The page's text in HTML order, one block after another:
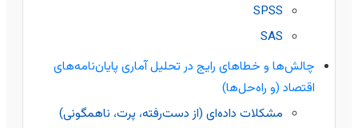
SPSS
SAS
چالش‌ها و خطاهای رایج در تحلیل آماری پایان‌نامه‌های
اقتصاد (و راه‌حل‌ها)
مشکلات داده‌ای (از دست‌رفته، پرت، ناهمگونی)